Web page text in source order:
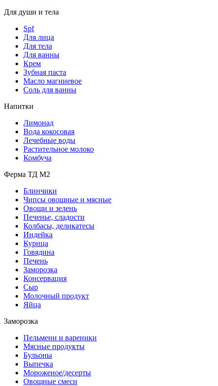
Для души и тела
Spf
Для лица
Для тела
Для ванны
Крем
Зубная паста
Масло магниевое
Соль для ванны
Напитки
Лимонад
Вода кокосовая
Лечебные воды
Растительное молоко
Комбуча
Ферма ТД М2
Блинчики
Чипсы овощные и мясные
Овощи и зелень
Печенье, сладости
Колбасы, деликатесы
Индейка
Курица
Говядина
Печень
Заморозка
Консервация
Сыр
Молочный продукт
Яйца
Заморозка
Пельмени и вареники
Мясные продукты
Бульоны
Выпечка
Мороженое/десерты
Овощные смеси